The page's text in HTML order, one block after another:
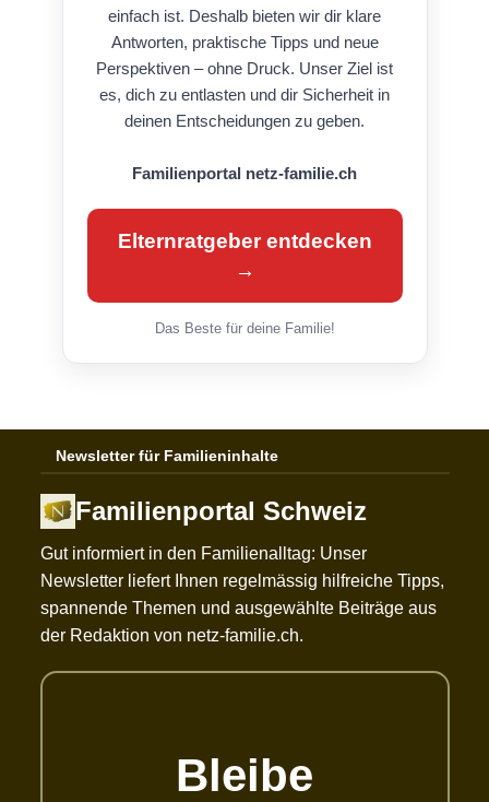
einfach ist. Deshalb bieten wir dir klare
Antworten, praktische Tipps und neue
Perspektiven – ohne Druck. Unser Ziel ist
es, dich zu entlasten und dir Sicherheit in
deinen Entscheidungen zu geben.
Familienportal netz-familie.ch
Elternratgeber entdecken
→
Das Beste für deine Familie!
Newsletter für Familieninhalte
Familienportal Schweiz
Gut informiert in den Familienalltag: Unser
Newsletter liefert Ihnen regelmässig hilfreiche Tipps,
spannende Themen und ausgewählte Beiträge aus
der Redaktion von netz-familie.ch.
Bleibe